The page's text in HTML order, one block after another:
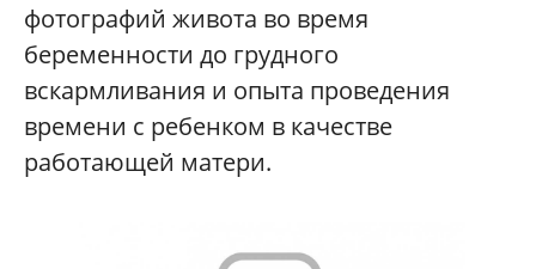
фотографий живота во время
беременности до грудного
вскармливания и опыта проведения
времени с ребенком в качестве
работающей матери.